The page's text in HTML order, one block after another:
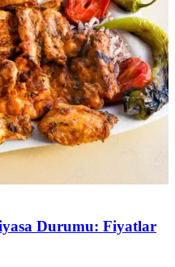
Durumu: Fiyatlar